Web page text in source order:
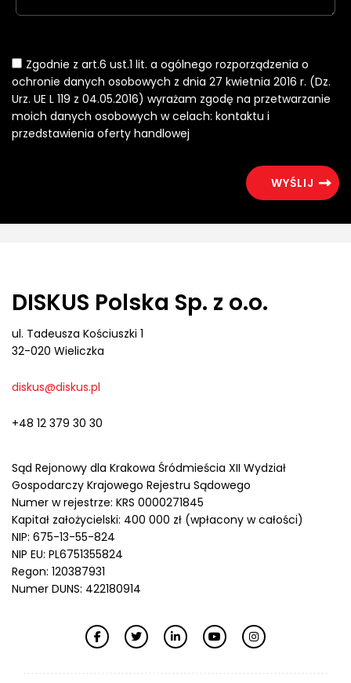
Zgodnie z art.6 ust.1 lit. a ogólnego rozporządzenia o
ochronie danych osobowych z dnia 27 kwietnia 2016 r. (Dz.
Urz. UE L 119 z 04.05.2016) wyrażam zgodę na przetwarzanie
moich danych osobowych w celach: kontaktu i
przedstawienia oferty handlowej
DISKUS Polska Sp. z o.o.
ul. Tadeusza Kościuszki 1
32-020 Wieliczka
diskus@diskus.pl
+48 12 379 30 30
Sąd Rejonowy dla Krakowa Śródmieścia XII Wydział
Gospodarczy Krajowego Rejestru Sądowego
Numer w rejestrze: KRS 0000271845
Kapitał założycielski: 400 000 zł (wpłacony w całości)
NIP: 675-13-55-824
NIP EU: PL6751355824
Regon: 120387931
Numer DUNS: 422180914